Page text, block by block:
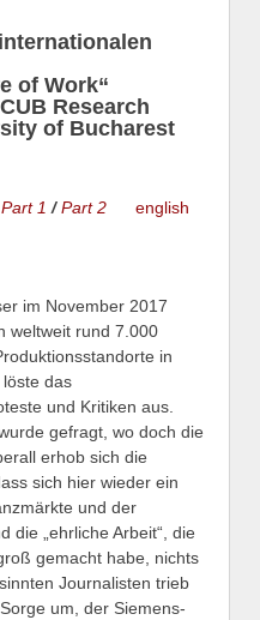
of Work“
Research
of Bucharest
Part 1 /Part 2
english
im November 2017
weltweit rund 7.000
in
das
und Kritiken aus.
gefragt, wo doch die
erhob sich die
sich hier wieder ein
und der
die „ehrliche Arbeit“, die
gemacht habe, nichts
Journalisten trieb
um, der Siemens-